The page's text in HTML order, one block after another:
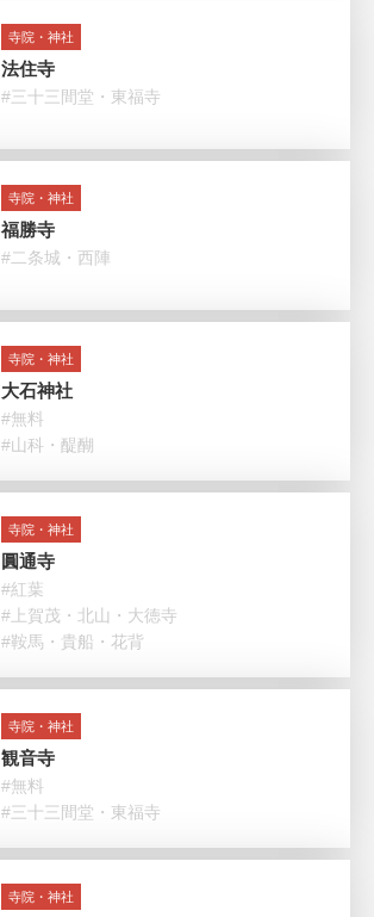
寺院・神社
法住寺
#三十三間堂・東福寺
寺院・神社
福勝寺
#二条城・西陣
寺院・神社
大石神社
#無料
#山科・醍醐
寺院・神社
圓通寺
#紅葉
#上賀茂・北山・大徳寺
#鞍馬・貴船・花背
寺院・神社
観音寺
#無料
#三十三間堂・東福寺
寺院・神社